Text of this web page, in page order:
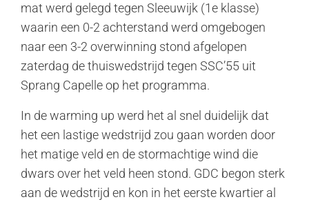
mat werd gelegd tegen Sleeuwijk (1e klasse)
waarin een 0-2 achterstand werd omgebogen
naar een 3-2 overwinning stond afgelopen
zaterdag de thuiswedstrijd tegen SSC’55 uit
Sprang Capelle op het programma.
In de warming up werd het al snel duidelijk dat
het een lastige wedstrijd zou gaan worden door
het matige veld en de stormachtige wind die
dwars over het veld heen stond. GDC begon sterk
aan de wedstrijd en kon in het eerste kwartier al